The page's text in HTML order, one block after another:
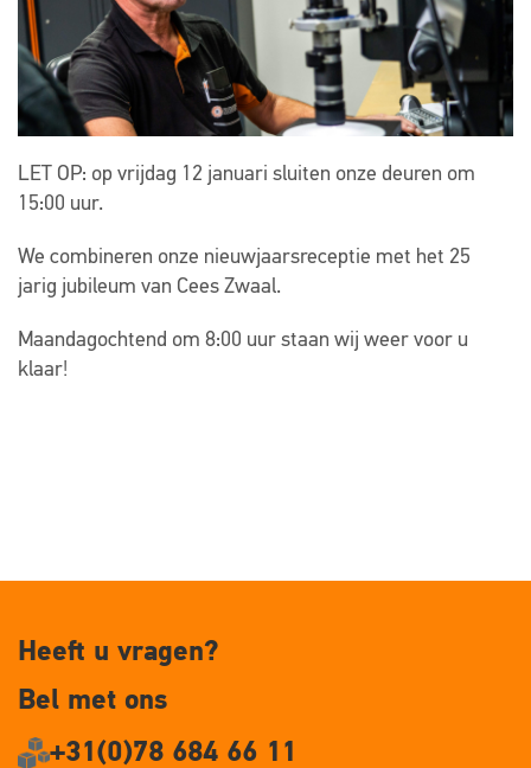
LET OP: op vrijdag 12 januari sluiten onze deuren om
15:00 uur.
We combineren onze nieuwjaarsreceptie met het 25
jarig jubileum van Cees Zwaal.
Maandagochtend om 8:00 uur staan wij weer voor u
klaar!
Heeft u vragen?
Bel met ons
+31(0)78 684 66 11